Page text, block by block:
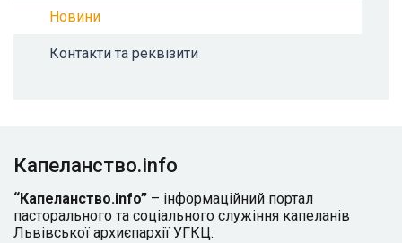
Новини
Контакти та реквізити
Капеланство.info
“Капеланство.info” – інформаційний портал
пасторального та соціального служіння капеланів
Львівської архиєпархії УГКЦ.